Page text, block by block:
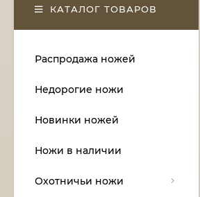
КАТАЛОГ ТОВАРОВ
Распродажа ножей
Недорогие ножи
Новинки ножей
Ножи в наличии
Охотничьи ножи